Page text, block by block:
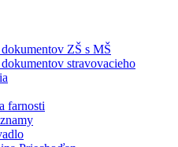
ZŠ s MŠ
stravovacieho
farnosti